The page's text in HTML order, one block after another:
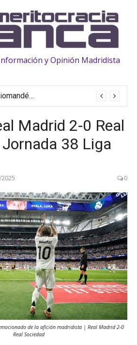
y Opinión Madridista
OFICIAL: Yan Diomandé ficha hasta 2033
Madrid 2-0 Real
38 Liga
0
de la afición madridista | Real Madrid 2-0
Real Sociedad